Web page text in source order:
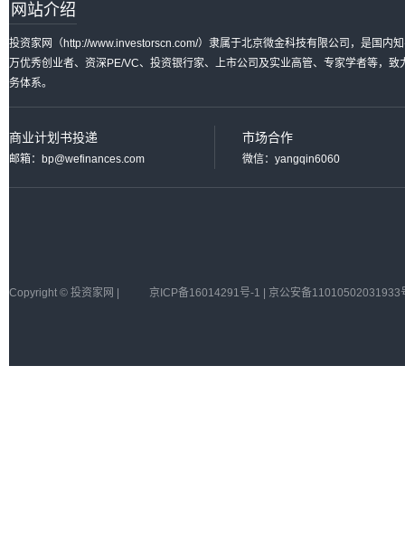
网站介绍
投资家网（http://www.investorscn.com/）隶属于北京微金科技有限公司，是国内
万优秀创业者、资深PE/VC、投资银行家、上市公司及实业高管、专家学者等，
务体系。
商业计划书投递
邮箱：bp@wefinances.com
市场合作
微信：yangqin6060
Copyright © 投资家网 | 京ICP备16014291号-1 | 京公安备11010502031933